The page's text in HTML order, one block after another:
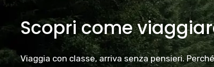
Scopri come
Viaggia con classe, arriva senza pensieri.